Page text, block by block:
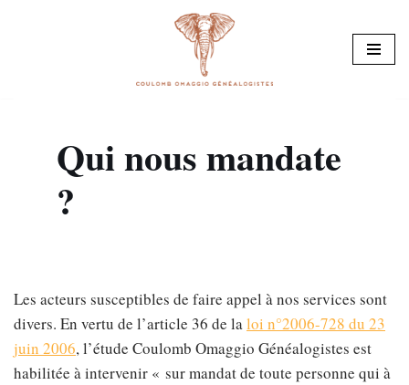
Qui nous mandate
?
Les acteurs susceptibles de faire appel à nos services sont
divers. En vertu de l’article 36 de laloi n°2006-728 du 23
juin 2006, l’étude Coulomb Omaggio Généalogistes est
habilitée à intervenir « sur mandat de toute personne qui à